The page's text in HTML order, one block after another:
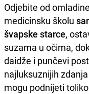
Odjebite od
medicinsku školu
švapske starce,
suzama u očima,
daidže i punčevi
najluksuznijih
mogu podnijeti